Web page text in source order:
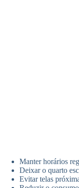
Manter horários
Deixar o quarto
Evitar telas